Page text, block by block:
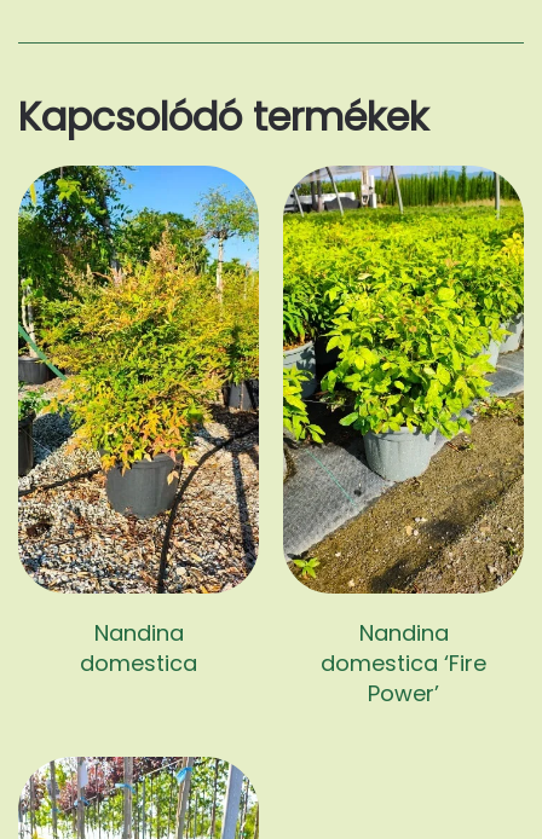
Kapcsolódó termékek
Nandina
domestica
Nandina
domestica ‘Fire
Power’